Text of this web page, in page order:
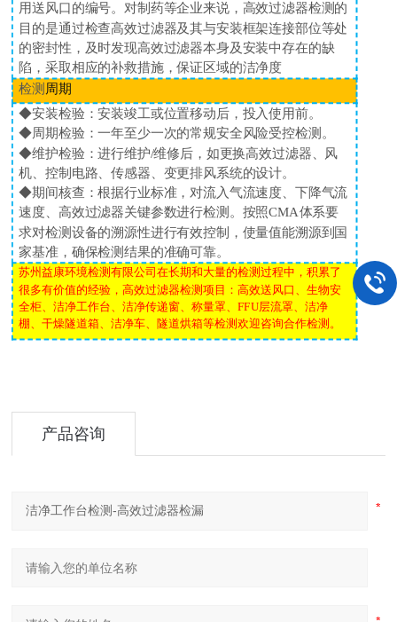
用送风口的编号。对制药等企业来说，高效过滤器检测的
目的是通过检查高效过滤器及其与安装框架连接部位等处
的密封性，及时发现高效过滤器本身及安装中存在的缺
陷，采取相应的补救措施，保证区域的洁净度
检测 周期
◆安装检验：安装竣工或位置移动后，投入使用前。
◆周期检验：一年至少一次的常规安全风险受控检测。
◆维护检验：进行维护/维修后，如更换高效过滤器、风
机、控制电路、传感器、变更排风系统的设计。
◆期间核查：根据行业标准，对流入气流速度、下降气流
速度、高效过滤器关键参数进行检测。按照CMA体系要
求对检测设备的溯源性进行有效控制，使量值能溯源到国
家基准，确保检测结果的准确可靠。
苏州益康环境检测有限公司在长期和大量的检测过程中，积累了
很多有价值的经验，高效过滤器检测项目：高效送风口、生物安
全柜、洁净工作台、洁净传递窗、称量罩、FFU层流罩、洁净
棚、干燥隧道箱、洁净车、隧道烘箱等检测欢迎咨询合作检测。
产品咨询